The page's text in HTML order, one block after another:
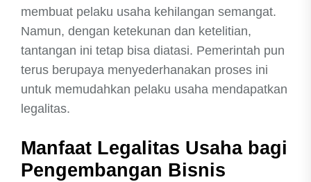
membuat pelaku usaha kehilangan semangat.
Namun, dengan ketekunan dan ketelitian,
tantangan ini tetap bisa diatasi. Pemerintah pun
terus berupaya menyederhanakan proses ini
untuk memudahkan pelaku usaha mendapatkan
legalitas.
Manfaat Legalitas Usaha bagi
Pengembangan Bisnis